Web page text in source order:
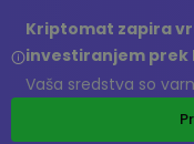
Kriptomat zapira
investiranjem prek
Vaša sredstva so